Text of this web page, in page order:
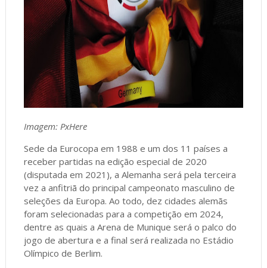
Imagem: PxHere
Sede da Eurocopa em 1988 e um dos 11 países a
receber partidas na edição especial de 2020
(disputada em 2021), a Alemanha será pela terceira
vez a anfitriã do principal campeonato masculino de
seleções da Europa. Ao todo, dez cidades alemãs
foram selecionadas para a competição em 2024,
dentre as quais a Arena de Munique será o palco do
jogo de abertura e a final será realizada no Estádio
Olímpico de Berlim.